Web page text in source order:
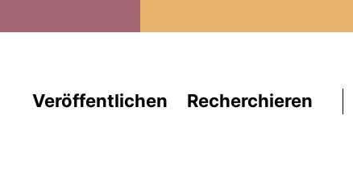
Veröffentlichen Recherchieren